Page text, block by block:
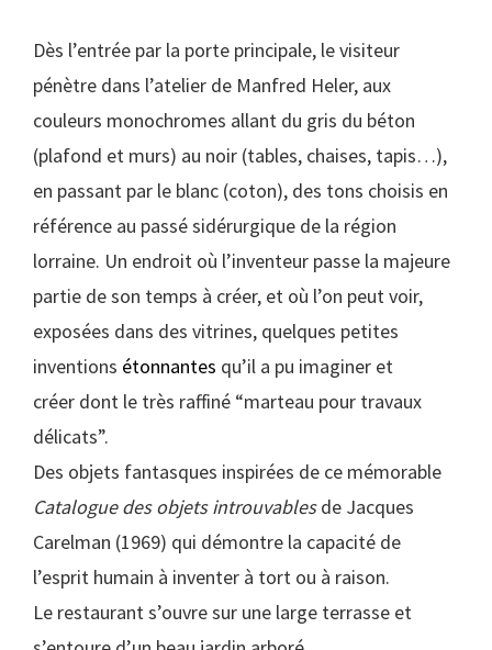
Dès l’entrée par la porte principale, le visiteur
pénètre dans l’atelier de Manfred Heler, aux
couleurs monochromes allant du gris du béton
(plafond et murs) au noir (tables, chaises, tapis…),
en passant par le blanc (coton), des tons choisis en
référence au passé sidérurgique de la région
lorraine. Un endroit où l’inventeur passe la majeure
partie de son temps à créer, et où l’on peut voir,
exposées dans des vitrines, quelques petites
inventions étonnantes qu’il a pu imaginer et
créer dont le très raffiné “marteau pour travaux
délicats”.
Des objets fantasques inspirées de ce mémorable
Catalogue des objets introuvablesde Jacques
Carelman (1969) qui démontre la capacité de
l’esprit humain à inventer à tort ou à raison.
Le restaurant s’ouvre sur une large terrasse et